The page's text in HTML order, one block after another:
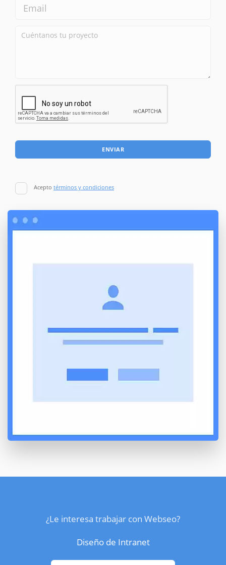
ENVIAR
Acepto términos y condiciones
¿Le interesa trabajar con Webseo?
Diseño de Intranet